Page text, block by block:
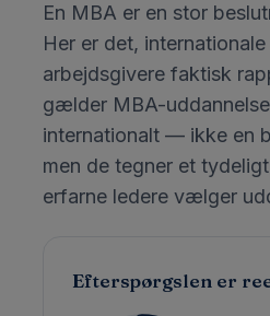
En MBA er en stor
Her er det,
arbejdsgivere faktisk
gælder MBA-
internationalt — ikke en
men de tegner et
erfarne ledere vælger
Efterspørgslen er